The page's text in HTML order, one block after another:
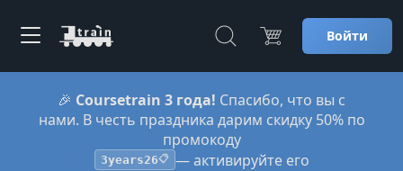
Войти
🎉 Coursetrain 3 года! Спасибо, что вы с
нами. В честь праздника дарим скидку 50% по
промокоду
3years26📋 — активируйте его